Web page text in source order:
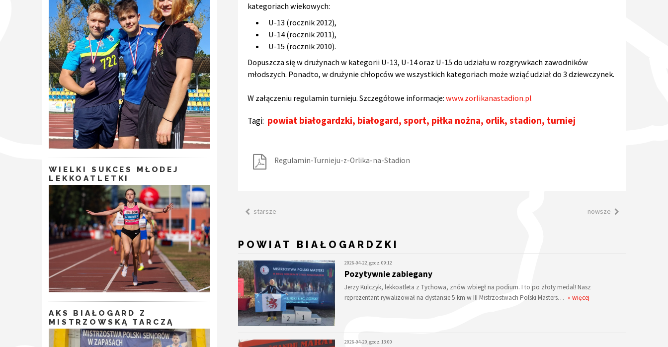
kategoriach wiekowych:
U-13 (rocznik 2012),
U-14 (rocznik 2011),
U-15 (rocznik 2010).
Dopuszcza się w drużynach w kategorii U-13, U-14 oraz U-15 do udziału w rozgrywkach zawodników
młodszych. Ponadto, w drużynie chłopców we wszystkich kategoriach może wziąć udział do 3 dziewczynek.
W załączeniu regulamin turnieju. Szczegółowe informacje:www.zorlikanastadion.pl
Tagi: powiat białogardzki, białogard,sport, piłka nożna, orlik,stadion, turniej
Regulamin-Turnieju-z-Orlika-na-Stadion
starsze nowsze
POWIAT BIAŁOGARDZKI
2026-04-22, godz. 09:12
Pozytywnie zabiegany
Jerzy Kulczyk, lekkoatleta z Tychowa, znów wbiegł na podium. I to po złoty medal! Nasz
reprezentant rywalizował na dystansie 5 km w III Mistrzostwach Polski Masters… » więcej
2026-04-20, godz. 13:00
WIELKI SUKCES MŁODEJ
LEKKOATLETKI
AKS BIAŁOGARD Z
MISTRZOWSKĄ TARCZĄ